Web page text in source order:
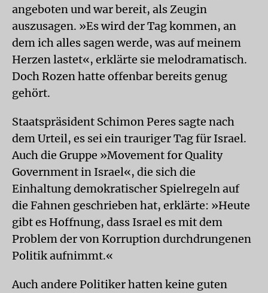
angeboten und war bereit, als Zeugin
auszusagen. »Es wird der Tag kommen, an
dem ich alles sagen werde, was auf meinem
Herzen lastet«, erklärte sie melodramatisch.
Doch Rozen hatte offenbar bereits genug
gehört.
Staatspräsident Schimon Peres sagte nach
dem Urteil, es sei ein trauriger Tag für Israel.
Auch die Gruppe »Movement for Quality
Government in Israel«, die sich die
Einhaltung demokratischer Spielregeln auf
die Fahnen geschrieben hat, erklärte: »Heute
gibt es Hoffnung, dass Israel es mit dem
Problem der von Korruption durchdrungenen
Politik aufnimmt.«
Auch andere Politiker hatten keine guten